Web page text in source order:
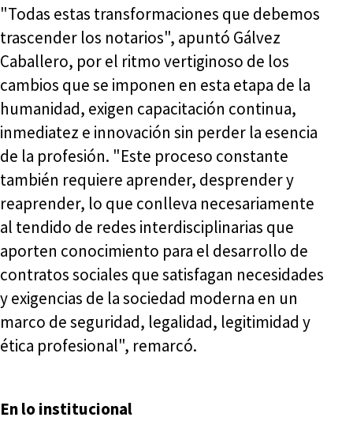
"Todas estas transformaciones que debemos
trascender los notarios", apuntó Gálvez
Caballero, por el ritmo vertiginoso de los
cambios que se imponen en esta etapa de la
humanidad, exigen capacitación continua,
inmediatez e innovación sin perder la esencia
de la profesión. "Este proceso constante
también requiere aprender, desprender y
reaprender, lo que conlleva necesariamente
al tendido de redes interdisciplinarias que
aporten conocimiento para el desarrollo de
contratos sociales que satisfagan necesidades
y exigencias de la sociedad moderna en un
marco de seguridad, legalidad, legitimidad y
ética profesional", remarcó.
En lo institucional